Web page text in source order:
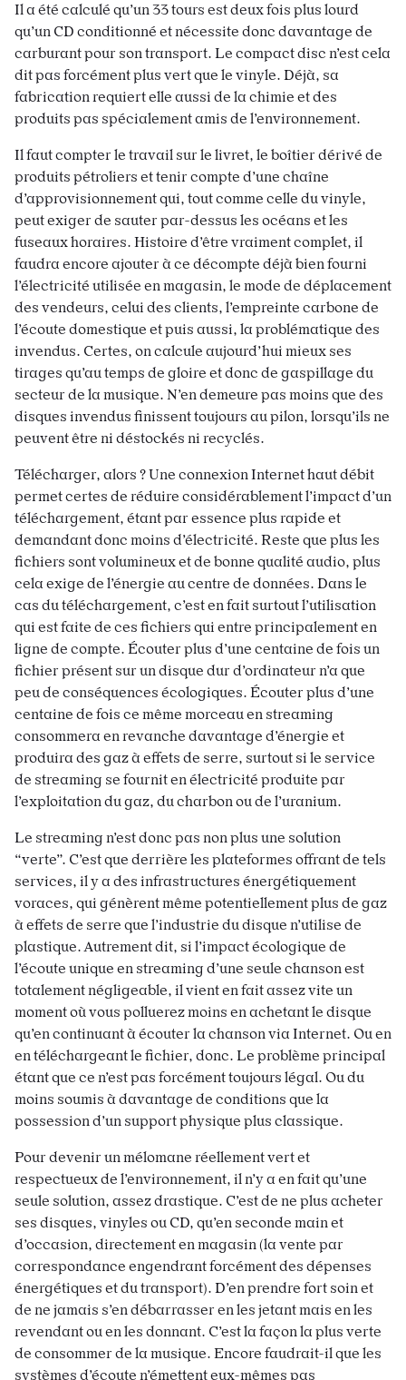
Il a été calculé qu’un 33 tours est deux fois plus lourd
qu’un CD conditionné et nécessite donc davantage de
carburant pour son transport. Le compact disc n’est cela
dit pas forcément plus vert que le vinyle. Déjà, sa
fabrication requiert elle aussi de la chimie et des
produits pas spécialement amis de l’environnement.
Il faut compter le travail sur le livret, le boîtier dérivé de
produits pétroliers et tenir compte d’une chaîne
d’approvisionnement qui, tout comme celle du vinyle,
peut exiger de sauter par-dessus les océans et les
fuseaux horaires. Histoire d’être vraiment complet, il
faudra encore ajouter à ce décompte déjà bien fourni
l’électricité utilisée en magasin, le mode de déplacement
des vendeurs, celui des clients, l’empreinte carbone de
l’écoute domestique et puis aussi, la problématique des
invendus. Certes, on calcule aujourd’hui mieux ses
tirages qu’au temps de gloire et donc de gaspillage du
secteur de la musique. N’en demeure pas moins que des
disques invendus finissent toujours au pilon, lorsqu’ils ne
peuvent être ni déstockés ni recyclés.
Télécharger, alors ? Une connexion Internet haut débit
permet certes de réduire considérablement l’impact d’un
téléchargement, étant par essence plus rapide et
demandant donc moins d’électricité. Reste que plus les
fichiers sont volumineux et de bonne qualité audio, plus
cela exige de l’énergie au centre de données. Dans le
cas du téléchargement, c’est en fait surtout l’utilisation
qui est faite de ces fichiers qui entre principalement en
ligne de compte. Écouter plus d’une centaine de fois un
fichier présent sur un disque dur d’ordinateur n’a que
peu de conséquences écologiques. Écouter plus d’une
centaine de fois ce même morceau en streaming
consommera en revanche davantage d’énergie et
produira des gaz à effets de serre, surtout si le service
de streaming se fournit en électricité produite par
l’exploitation du gaz, du charbon ou de l’uranium.
Le streaming n’est donc pas non plus une solution
“verte”. C’est que derrière les plateformes offrant de tels
services, il y a des infrastructures énergétiquement
voraces, qui génèrent même potentiellement plus de gaz
à effets de serre que l’industrie du disque n’utilise de
plastique. Autrement dit, si l’impact écologique de
l’écoute unique en streaming d’une seule chanson est
totalement négligeable, il vient en fait assez vite un
moment où vous polluerez moins en achetant le disque
qu’en continuant à écouter la chanson via Internet. Ou en
en téléchargeant le fichier, donc. Le problème principal
étant que ce n’est pas forcément toujours légal. Ou du
moins soumis à davantage de conditions que la
possession d’un support physique plus classique.
Pour devenir un mélomane réellement vert et
respectueux de l’environnement, il n’y a en fait qu’une
seule solution, assez drastique. C’est de ne plus acheter
ses disques, vinyles ou CD, qu’en seconde main et
d’occasion, directement en magasin (la vente par
correspondance engendrant forcément des dépenses
énergétiques et du transport). D’en prendre fort soin et
de ne jamais s’en débarrasser en les jetant mais en les
revendant ou en les donnant. C’est la façon la plus verte
de consommer de la musique. Encore faudrait-il que les
systèmes d’écoute n’émettent eux-mêmes pas